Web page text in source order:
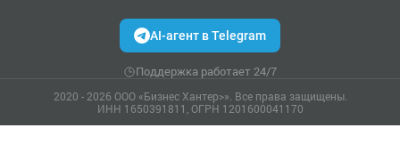
AI-агент в Telegram
Поддержка работает 24/7
2020 - 2026 ООО «Бизнес Хантер>». Все права защищены.
ИНН 1650391811, ОГРН 1201600041170